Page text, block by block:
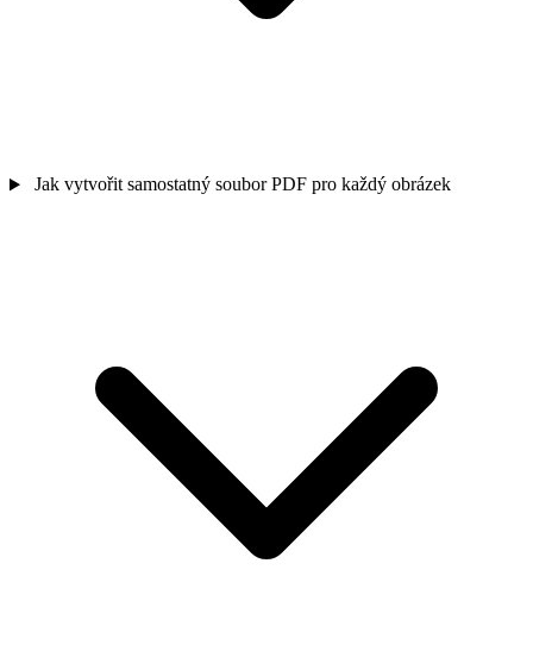
Jak vytvořit samostatný soubor PDF pro každý obrázek